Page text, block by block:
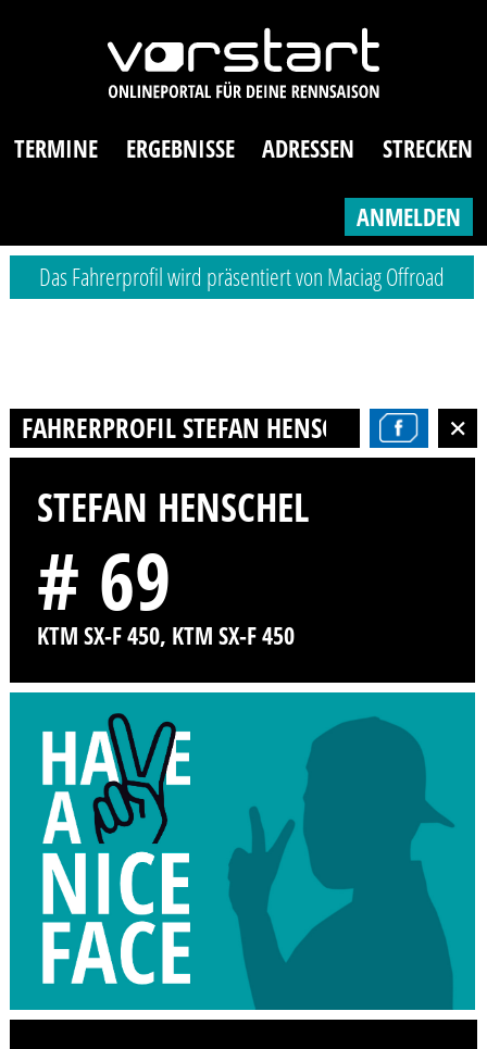
TERMINE ERGEBNISSE ADRESSEN STRECKEN
ANMELDEN
Das Fahrerprofil wird präsentiert von Maciag Offroad
FAHRERPROFIL STEFAN HENSCHEL
STEFAN HENSCHEL
# 69
KTM SX-F 450, KTM SX-F 450